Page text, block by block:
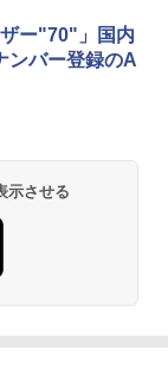
ー"70"」国内
ンバー登録のA
示させる